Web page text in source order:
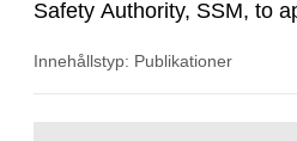
Safety Authority, SSM, to
areas of supervision, an
Innehållstyp: Publikationer